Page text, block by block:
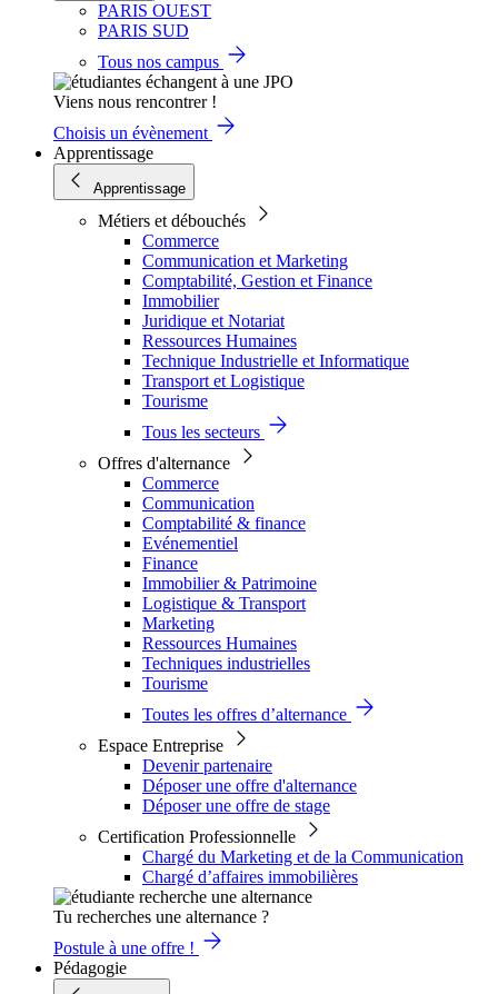
PARIS OUEST
PARIS SUD
Tous nos campus
Viens nous rencontrer !
Choisis un évènement
Apprentissage
Apprentissage
Métiers et débouchés
Commerce
Communication et Marketing
Comptabilité, Gestion et Finance
Immobilier
Juridique et Notariat
Ressources Humaines
Technique Industrielle et Informatique
Transport et Logistique
Tourisme
Tous les secteurs
Offres d'alternance
Commerce
Communication
Comptabilité & finance
Evénementiel
Finance
Immobilier & Patrimoine
Logistique & Transport
Marketing
Ressources Humaines
Techniques industrielles
Tourisme
Toutes les offres d’alternance
Espace Entreprise
Devenir partenaire
Déposer une offre d'alternance
Déposer une offre de stage
Certification Professionnelle
Chargé du Marketing et de la Communication
Chargé d’affaires immobilières
Tu recherches une alternance ?
Postule à une offre !
Pédagogie